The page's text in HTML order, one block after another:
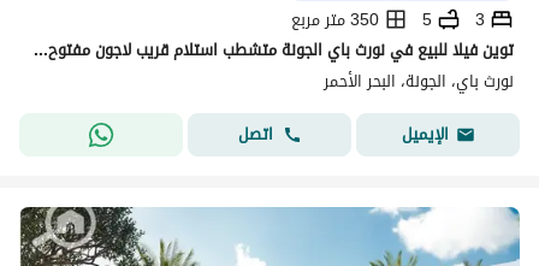
3
5
350 متر مربع
توين فيلا للبيع في نورث باي الجونة متشطب استلام قريب لاجون مفتوح للبحر تقسيط
نورث باي، الجونة، البحر الأحمر
الإيميل
اتصل